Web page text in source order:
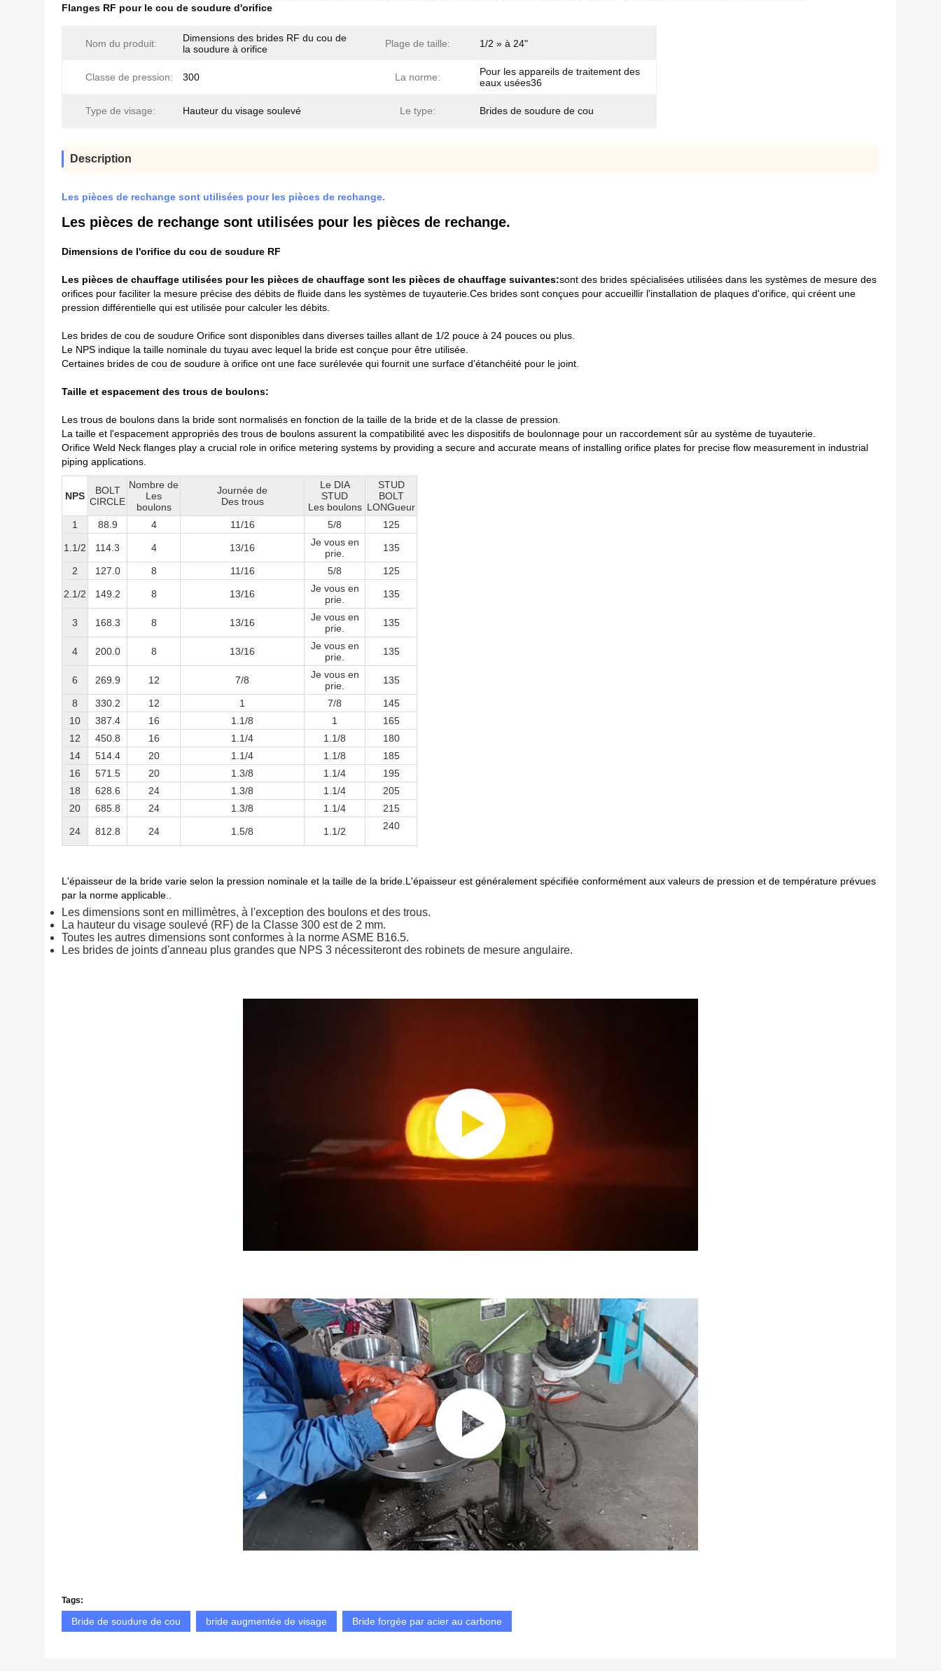
Flanges RF pour le cou de soudure d'orifice
Nom du produit:
Dimensions des brides RF du cou de
la soudure à orifice
Plage de taille: 1/2 » à 24"
Classe de pression: 300 La norme:
Pour les appareils de traitement des
eaux usées36
Type de visage: Hauteur du visage soulevé Le type: Brides de soudure de cou
Description
Les pièces de rechange sont utilisées pour les pièces de rechange.
Les pièces de rechange sont utilisées pour les pièces de rechange.
Dimensions de l'orifice du cou de soudure RF
Les pièces de chauffage utilisées pour les pièces de chauffage sont les pièces de chauffage suivantes:sont des brides spécialisées utilisées dans les systèmes de mesure des
orifices pour faciliter la mesure précise des débits de fluide dans les systèmes de tuyauterie.Ces brides sont conçues pour accueillir l'installation de plaques d'orifice, qui créent une
pression différentielle qui est utilisée pour calculer les débits.
Les brides de cou de soudure Orifice sont disponibles dans diverses tailles allant de 1/2 pouce à 24 pouces ou plus.
Le NPS indique la taille nominale du tuyau avec lequel la bride est conçue pour être utilisée.
Certaines brides de cou de soudure à orifice ont une face surélevée qui fournit une surface d'étanchéité pour le joint.
Taille et espacement des trous de boulons:
Les trous de boulons dans la bride sont normalisés en fonction de la taille de la bride et de la classe de pression.
La taille et l'espacement appropriés des trous de boulons assurent la compatibilité avec les dispositifs de boulonnage pour un raccordement sûr au système de tuyauterie.
Orifice Weld Neck flanges play a crucial role in orifice metering systems by providing a secure and accurate means of installing orifice plates for precise flow measurement in industrial
piping applications.
NPS
BOLT
CIRCLE
Nombre de
Les
boulons
Journée de
Des trous
Le DIA
STUD
Les boulons
STUD
BOLT
LONGueur
1
88.9 4 11/16 5/8 125
1.1/2 114.3 4 13/16
Je vous en
prie.
135
2 127.0 8 11/16 5/8 125
2.1/2 149.2 8 13/16
Je vous en
prie.
135
3 168.3 8 13/16
Je vous en
prie.
135
4 200.0 8 13/16
Je vous en
prie.
135
6 269.9 12 7/8
Je vous en
prie.
135
8 330.2 12 1 7/8
145
10
387.4 16 1.1/8 1
165
12
450.8 16 1.1/4 1.1/8
180
14
514.4 20 1.1/4 1.1/8
185
16
571.5 20 1.3/8 1.1/4
195
18
628.6 24 1.3/8 1.1/4
205
20
685.8 24 1.3/8 1.1/4 215
24 812.8 24 1.5/8 1.1/2 240
L'épaisseur de la bride varie selon la pression nominale et la taille de la bride.L'épaisseur est généralement spécifiée conformément aux valeurs de pression et de température prévues
par la norme applicable..
Les dimensions sont en millimètres, à l'exception des boulons et des trous.
La hauteur du visage soulevé (RF) de la Classe 300 est de 2 mm.
Toutes les autres dimensions sont conformes à la norme ASME B16.5.
Les brides de joints d'anneau plus grandes que NPS 3 nécessiteront des robinets de mesure angulaire.
Tags:
Bride de soudure de cou bride augmentée de visage Bride forgée par acier au carbone